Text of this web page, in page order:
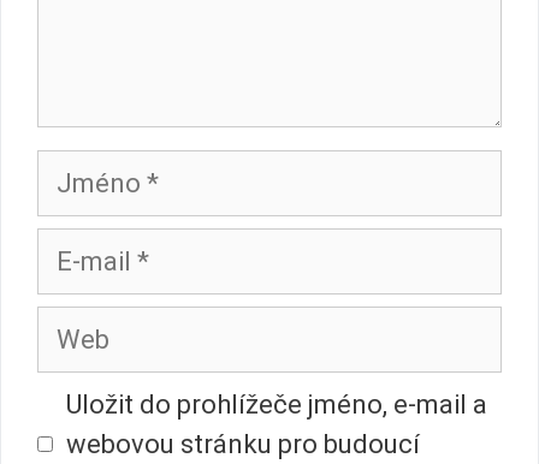
Jméno
E-
mail
Web
Uložit do prohlížeče jméno, e-mail a
webovou stránku pro budoucí